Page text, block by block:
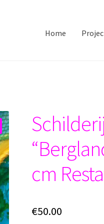
Home
cm
€50.00